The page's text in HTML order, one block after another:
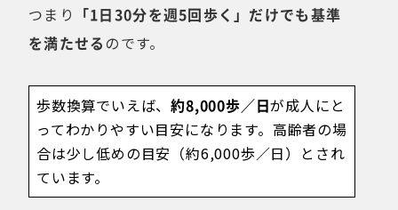
つまり 「1日30分を週5回歩く」だけでも基準
を満たせる のです。
歩数換算でいえば、約8,000歩／日が成人にと
ってわかりやすい目安になります。高齢者の場
合は少し低めの目安（約6,000歩／日）とされ
ています。